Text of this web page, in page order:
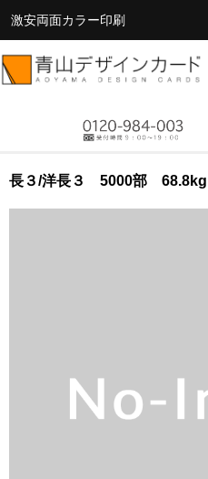
激安両面カラー印刷
トップページ
特定商取引に基づく表記
長３/洋長３ 5000部 68.8kg